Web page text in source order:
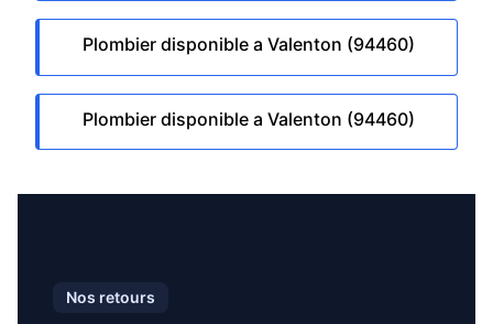
Plombier disponible a Valenton (94460)
Plombier disponible a Valenton (94460)
Nos retours